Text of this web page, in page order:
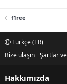
f1ree
Türkçe (TR)
Bize ulaşın Şartlar
Hakkımızda